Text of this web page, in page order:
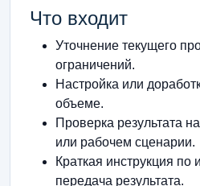
Что входит
Уточнение текущего
ограничений.
Настройка или
объеме.
Проверка результата
или рабочем сценарии.
Краткая инструкция по
передача результата.